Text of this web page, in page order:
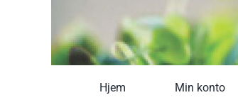
Hjem Min konto